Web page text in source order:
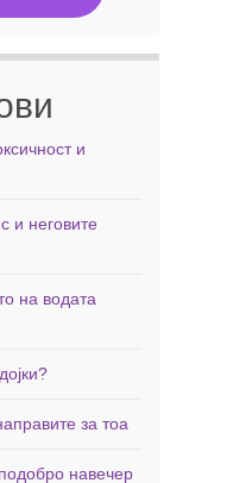
и
и неговите
на водата
за тоа
навечер